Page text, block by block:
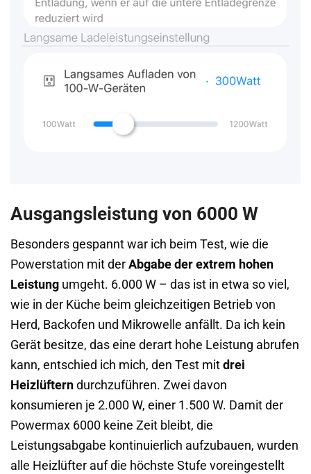
Ausgangsleistung von 6000 W
Besonders gespannt war ich beim Test, wie die
Powerstation mit der Abgabe der extrem hohen
Leistung umgeht. 6.000 W – das ist in etwa so viel,
wie in der Küche beim gleichzeitigen Betrieb von
Herd, Backofen und Mikrowelle anfällt. Da ich kein
Gerät besitze, das eine derart hohe Leistung abrufen
kann, entschied ich mich, den Test mit drei
Heizlüftern durchzuführen. Zwei davon
konsumieren je 2.000 W, einer 1.500 W. Damit der
Powermax 6000 keine Zeit bleibt, die
Leistungsabgabe kontinuierlich aufzubauen, wurden
alle Heizlüfter auf die höchste Stufe voreingestellt